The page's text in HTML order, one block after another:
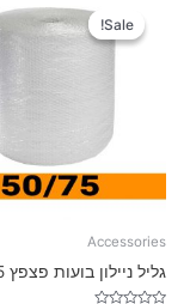
Sale!
Sale!
Accessories
גליל ניילון בועות פצפץ 0.5/75